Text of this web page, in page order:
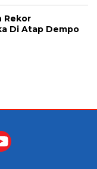
Rekor
Di Atap Dempo